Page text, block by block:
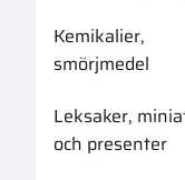
Kemikalier,
smörjmedel
Leksaker,
och presenter